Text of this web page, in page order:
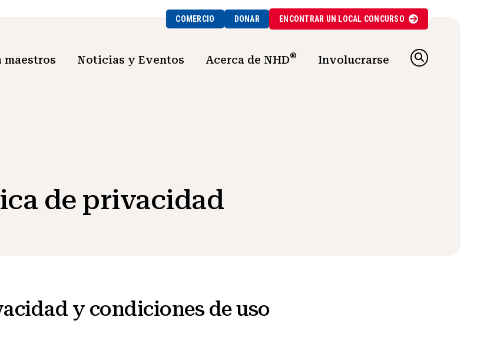
COMERCIO DONAR ENCONTRAR UN LOCAL CONCURSO
maestros Noticias y Eventos Acerca de NHD® Involucrarse
de privacidad
y condiciones de uso